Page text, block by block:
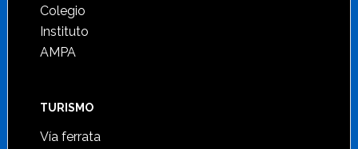
Colegio
Instituto
AMPA
TURISMO
Vía ferrata